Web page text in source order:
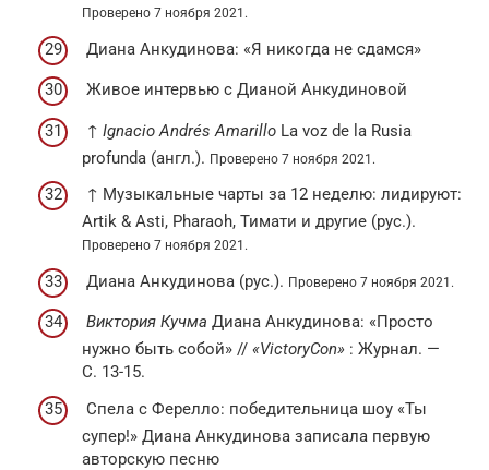
Проверено 7 ноября 2021.
Диана Анкудинова: «Я никогда не сдамся»
Живое интервью с Дианой Анкудиновой
↑ Ignacio Andrés Amarillo La voz de la Rusia
profunda (англ.). Проверено 7 ноября 2021.
↑ Музыкальные чарты за 12 неделю: лидируют:
Artik & Asti, Pharaoh, Тимати и другие (рус.).
Проверено 7 ноября 2021.
Диана Анкудинова (рус.). Проверено 7 ноября 2021.
Виктория Кучма Диана Анкудинова: «Просто
нужно быть собой» // «VictoryCon» : Журнал. —
С. 13-15.
Спела с Ферелло: победительница шоу «Ты
супер!» Диана Анкудинова записала первую
авторскую песню